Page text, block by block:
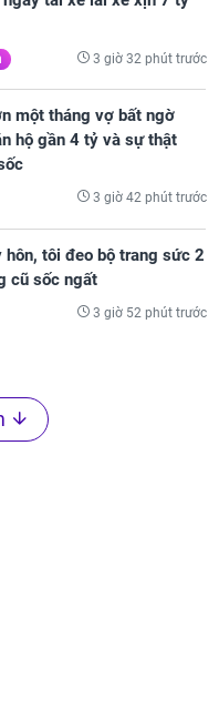
3 giờ 32 phút trước
một tháng vợ bất ngờ
hộ gần 4 tỷ và sự thật
3 giờ 42 phút trước
hôn, tôi đeo bộ trang sức 2
cũ sốc ngất
3 giờ 52 phút trước